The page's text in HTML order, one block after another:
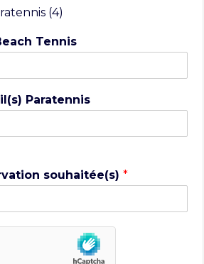
(4)
Tennis
Paratennis
souhaitée(s)*